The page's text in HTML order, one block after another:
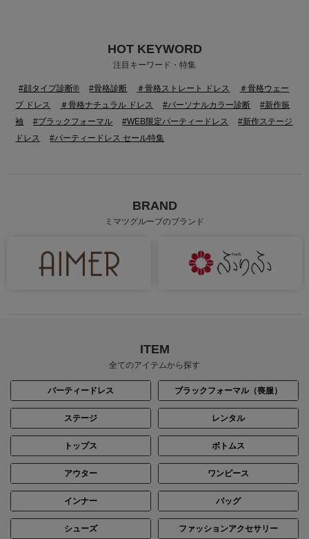
身長：162cm
身長：157cm 身長：163cm
HOT KEYWORD
注目キーワード・特集
#顔タイプ診断® #骨格診断 ＃骨格ストレート ドレス
＃骨格ウェー
ブ ドレス
＃骨格ナチュラル ドレス #パーソナルカラー診断
#新作振
袖
#ブラックフォーマル #WEB限定パーティードレス
#新作ステージ
ドレス
#パーティードレス セール特集
BRAND
ミマツグループのブランド
ITEM
全てのアイテムから探す
パーティードレス ブラックフォーマル（喪服）
ステージ レンタル
トップス ボトムス
アウター ワンピース
インナー バッグ
シューズ ファッションアクセサリー